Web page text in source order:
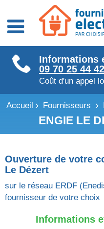
Fournisseurs énergie
Fournisseurs électricité
Fournisseurs gaz
Informations
09 70 25 44 42
Coût d'un appel
Accueil Fournisseurs
ENGIE LE
Ouverture de votre
Le Dézert
sur le réseau ERDF
fournisseur de votre choix
Informations